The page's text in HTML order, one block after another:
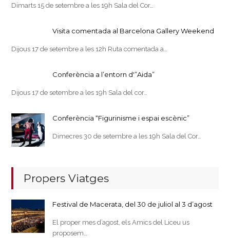
Dimarts 15 de setembre a les 19h Sala del Cor…
Visita comentada al Barcelona Gallery Weekend
Dijous 17 de setembre a les 12h Ruta comentada a…
Conferència a l’entorn d'”Aida”
Dijous 17 de setembre a les 19h Sala del cor…
Conferència “Figurinisme i espai escènic”
Dimecres 30 de setembre a les 19h Sala del Cor…
Propers Viatges
Festival de Macerata, del 30 de juliol al 3 d’agost
El proper mes d’agost, els Amics del Liceu us
proposem…